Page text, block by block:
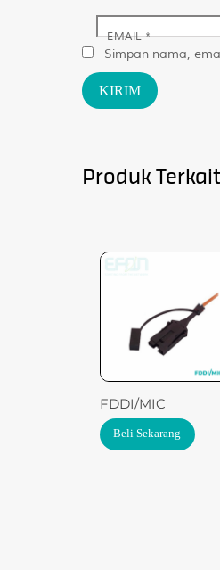
EMAIL*
Simpan nama,
Produk Terkait
FDDI/MIC
Beli Sekarang